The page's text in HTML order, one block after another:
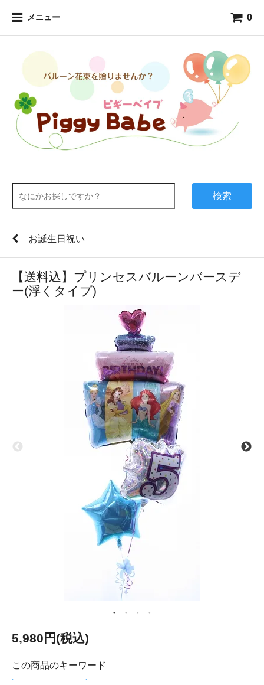
メニュー 0
検索
お誕生日祝い
【送料込】プリンセスバルーンバースデ
ー(浮くタイプ)
5,980円(税込)
この商品のキーワード